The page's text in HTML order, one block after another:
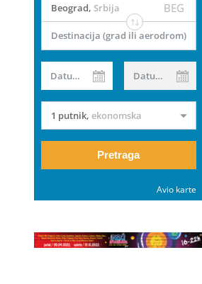
Beograd, Srbija BEG
Destinacija (grad ili aerodrom)
Datum od Datum do
1 putnik, ekonomska
Pretraga
Avio karte